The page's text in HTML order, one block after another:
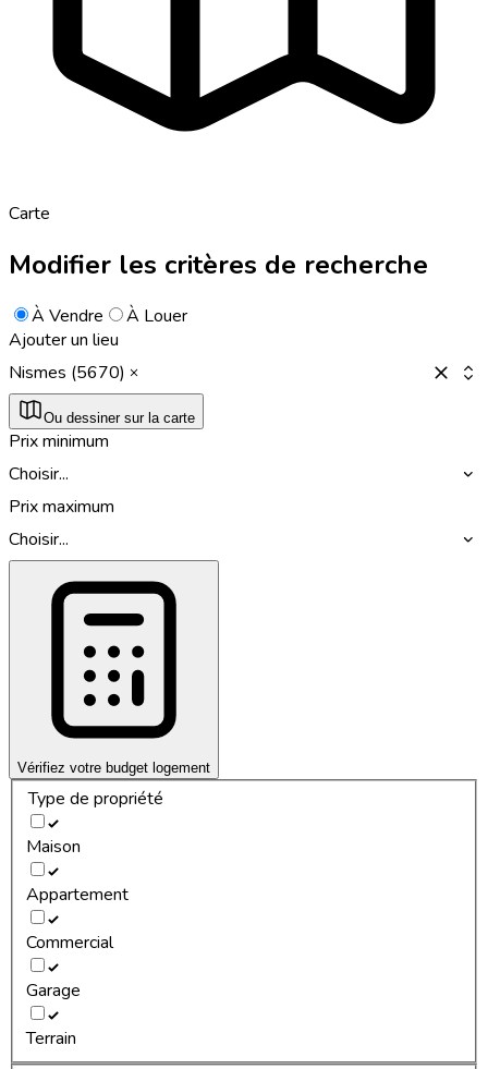
Carte
Modifier les critères de recherche
À Vendre
À Louer
Ajouter un lieu
Nismes (5670)
Ou dessiner sur la carte
Prix minimum
Choisir...
Prix maximum
Choisir...
Vérifiez votre budget logement
Type de propriété
Maison
Appartement
Commercial
Garage
Terrain